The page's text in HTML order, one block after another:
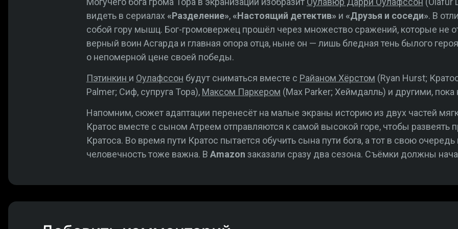
видеть в сериалах «Разделение»,«Настоящий детектив» и «Друзья и соседи». В
собой гору мышц. Бог-громовержец прошёл через множество сражений, которые не
верный воин Асгарда и главная опора отца, ныне он — лишь бледная тень былого
о непомерной цене своей победы.
Пэтинкин и Оулафссон будут сниматься вместе с Райаном Хёрстом (Ryan Hurst;
Palmer; Сиф, супруга Тора), Максом Паркером (Max Parker; Хеймдалль) и другими,
Напомним, сюжет адаптации перенесёт на малые экраны историю из двух частей
Кратос вместе с сыном Атреем отправляются к самой высокой горе, чтобы развеять
Кратоса. Во время пути Кратос пытается обучить сына пути бога, а тот в свою
человечность тоже важна. В Amazon заказали сразу два сезона. Съёмки должны